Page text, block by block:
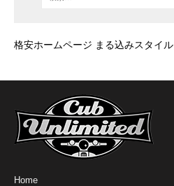
格安ホームページ まる込みスタイル
Home